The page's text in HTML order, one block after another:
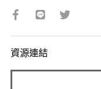
資源連結